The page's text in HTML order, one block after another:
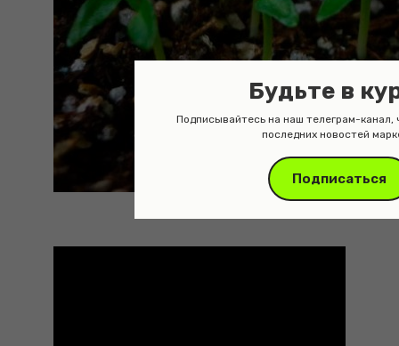
Будьте в
Подписывайтесь на наш телеграм-канал,
последних новостей
Подписаться